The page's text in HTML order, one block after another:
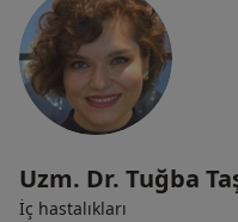
Uzm. Dr. Tuğba
İç hastalıkları